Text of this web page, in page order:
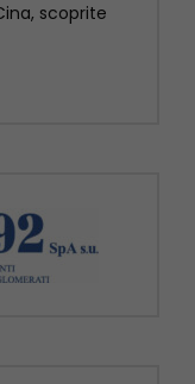
provincia